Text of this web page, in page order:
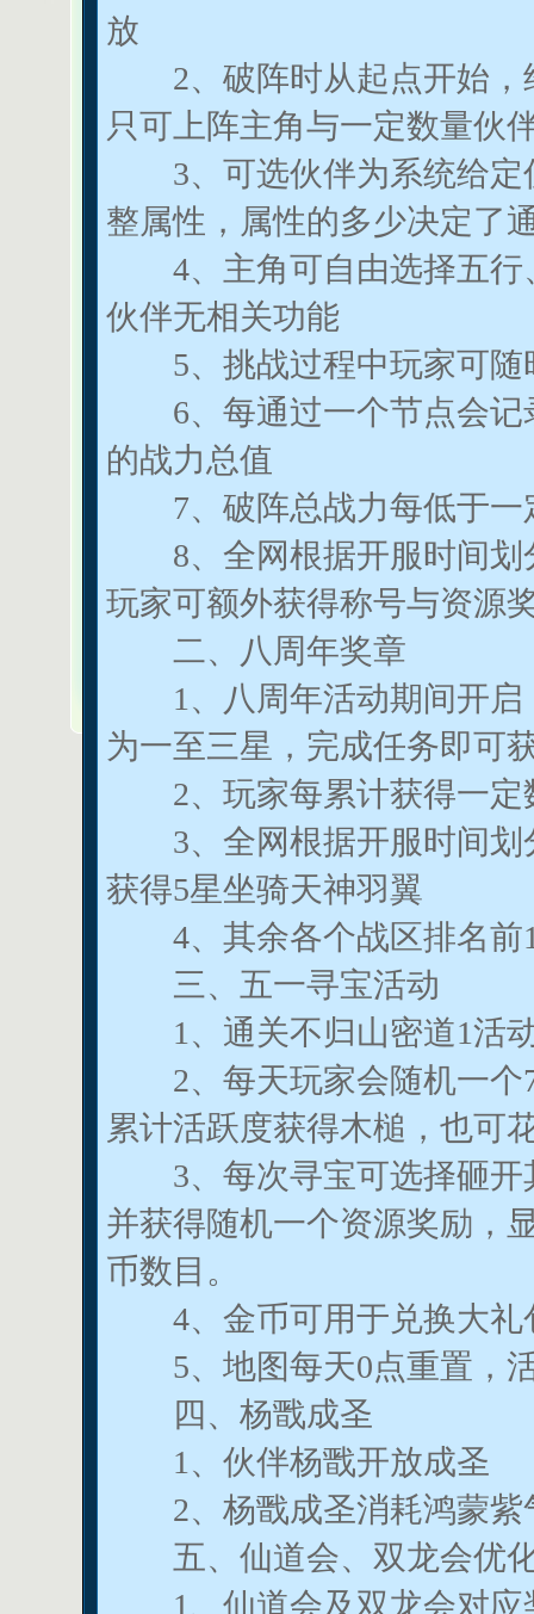
放
2、破阵时从起点开始，
只可上阵主角与一定数量伙
3、可选伙伴为系统给定
整属性，属性的多少决定了
4、主角可自由选择五行
伙伴无相关功能
5、挑战过程中玩家可随
6、每通过一个节点会记
的战力总值
7、破阵总战力每低于一
8、全网根据开服时间划
玩家可额外获得称号与资源
二、八周年奖章
1、八周年活动期间开启
为一至三星，完成任务即可
2、玩家每累计获得一定
3、全网根据开服时间划
获得5星坐骑天神羽翼
4、其余各个战区排名前
三、五一寻宝活动
1、通关不归山密道1活
2、每天玩家会随机一个
累计活跃度获得木槌，也可
3、每次寻宝可选择砸开
并获得随机一个资源奖励，
币数目。
4、金币可用于兑换大礼
5、地图每天0点重置，活
四、杨戬成圣
1、伙伴杨戬开放成圣
2、杨戬成圣消耗鸿蒙紫
五、仙道会、双龙会优
1、仙道会及双龙会对应